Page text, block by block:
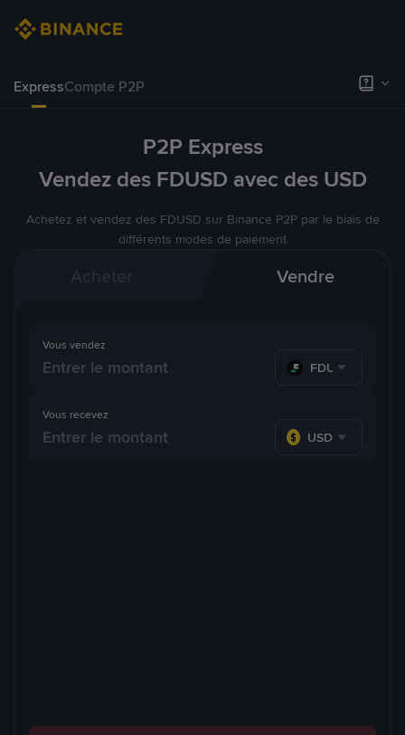
ExpressCompte P2P
P2P Express
Vendez des FDUSD avec des USD
Achetez et vendez des FDUSD sur Binance P2P par le biais de
différents modes de paiement
Vendre
Vous recevez
USD
Vous vendez
FDUSD